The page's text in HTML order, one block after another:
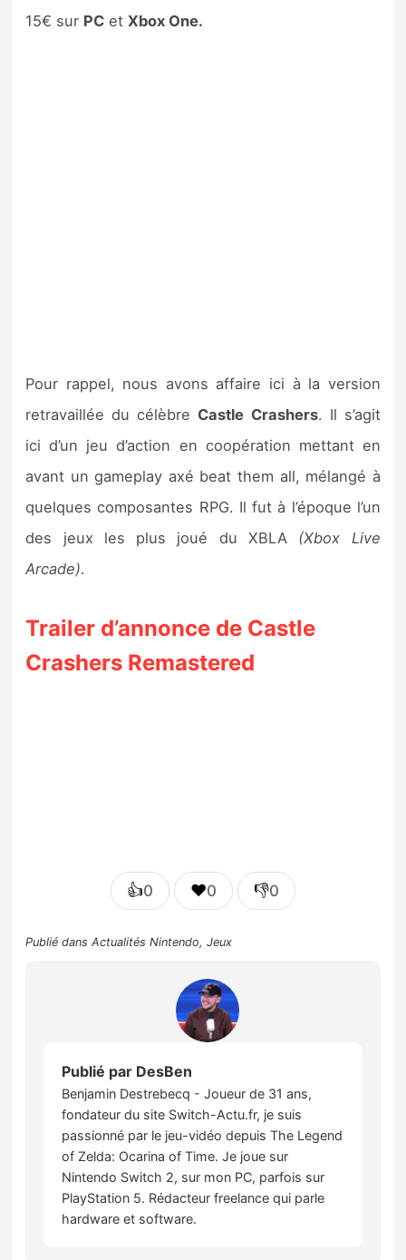
15€ sur PC etXbox One.
Pour rappel, nous avons affaire ici à la version
retravaillée du célèbre Castle Crashers. Il s’agit
ici d’un jeu d’action en coopération mettant en
avant un gameplay axé beat them all, mélangé à
quelques composantes RPG. Il fut à l’époque l’un
des jeux les plus joué du XBLA (Xbox Live
Arcade).
Trailer d’annonce de Castle
Crashers Remastered
👍0 ❤️0 👎0
Publié dansActualités Nintendo,Jeux
Publié par DesBen
Benjamin Destrebecq - Joueur de 31 ans,
fondateur du site Switch-Actu.fr, je suis
passionné par le jeu-vidéo depuis The Legend
of Zelda: Ocarina of Time. Je joue sur
Nintendo Switch 2, sur mon PC, parfois sur
PlayStation 5. Rédacteur freelance qui parle
hardware et software.